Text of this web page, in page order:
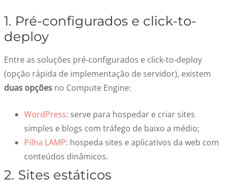
1. Pré-configurados e click-to-
deploy
Entre as soluções pré-configurados e click-to-deploy
(opção rápida de implementação de servidor), existem
duas opções no Compute Engine:
WordPress: serve para hospedar e criar sites
simples e blogs com tráfego de baixo a médio;
Pilha LAMP: hospeda sites e aplicativos da web com
conteúdos dinâmicos.
2. Sites estáticos